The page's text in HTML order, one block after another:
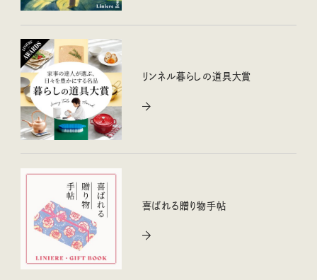
リンネル暮らしの道具大賞
喜ばれる贈り物手帖